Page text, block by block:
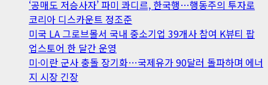
‘공매도 저승사자’ 파미 콰디르, 한국행…행동주의 투자로
코리아 디스카운트 정조준
미국 LA 그로브몰서 국내 중소기업 39개사 참여 K뷰티 팝
업스토어 한 달간 운영
미·이란 군사 충돌 장기화…국제유가 90달러 돌파하며 에너
지 시장 긴장